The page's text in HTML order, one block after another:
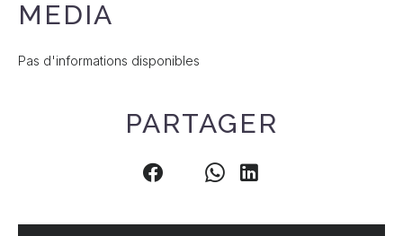
MEDIA
Pas d'informations disponibles
PARTAGER